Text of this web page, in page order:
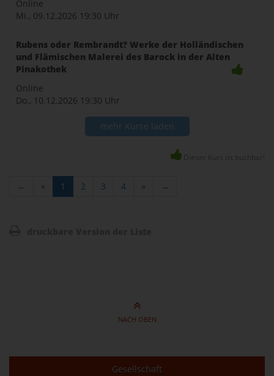
Online
Mi., 09.12.2026 19:30 Uhr
Rubens oder Rembrandt? Werke der Holländischen
und Flämischen Malerei des Barock in der Alten
Pinakothek
Online
Do., 10.12.2026 19:30 Uhr
mehr Kurse laden
← « 1 2 3 4 » →
NACH OBEN
Gesellschaft